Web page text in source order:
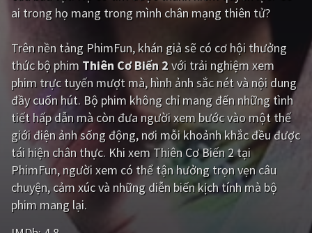
Tổng hợp
CẬP NHẬT
PHIM MỚI
PHIM BỘ
PHIM LẺ
PHIM CHIẾU RẠP
TUYỂN TẬP PHIM
BLOG
ai trong họ mang trong mình chân mạng thiên tử?
Trên nền tảng PhimFun, khán giả sẽ có cơ hội thưởng
thức bộ phim Thiên Cơ Biến 2với trải nghiệm xem
phim trực tuyến mượt mà, hình ảnh sắc nét và nội dung
đầy cuốn hút. Bộ phim không chỉ mang đến những tình
tiết hấp dẫn mà còn đưa người xem bước vào một thế
giới điện ảnh sống động, nơi mỗi khoảnh khắc đều được
tái hiện chân thực. Khi xem Thiên Cơ Biến 2 tại
PhimFun, người xem có thể tận hưởng trọn vẹn câu
chuyện, cảm xúc và những diễn biến kịch tính mà bộ
phim mang lại.